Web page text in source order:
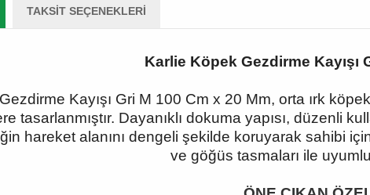
TAKSIT SEÇENEKLERI
Karlie Köpek Gezdirme Kayışı
Kayışı Gri M 100 Cm x 20 Mm, orta ırk
tasarlanmıştır. Dayanıklı dokuma yapısı, düzenli
hareket alanını dengeli şekilde koruyarak sahibi
ve göğüs tasmaları ile